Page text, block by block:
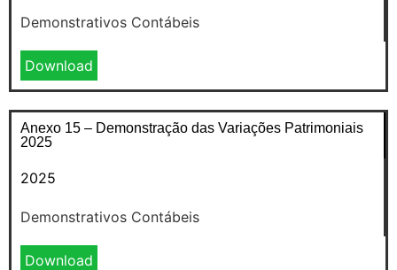
Demonstrativos Contábeis
Download
Anexo 15 – Demonstração das Variações Patrimoniais
2025
2025
Demonstrativos Contábeis
Download